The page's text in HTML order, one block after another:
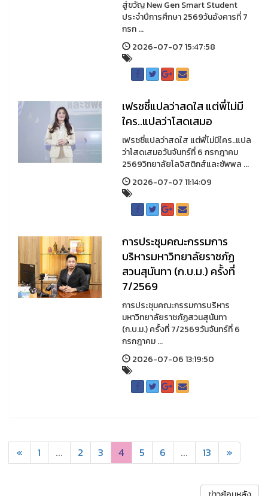
สู่ขวัญ New Gen Smart Student
ประจำปีการศึกษา 2569วันอังคารที่ 7
กรก ...
2026-07-07 15:47:58
เฟรชชี่แปลว่าสดใส แต่พี่ไม่มี
ใคร..แปลว่าโสดเสมอ
เฟรชชี่แปลว่าสดใส แต่พี่ไม่มีใคร..แปล
ว่าโสดเสมอวันจันทร์ที่ 6 กรกฎาคม
2569วิทยาลัยโลจิสติกส์และซัพพล ...
2026-07-07 11:14:09
การประชุมคณะกรรมการ
บริหารมหาวิทยาลัยราชภัฏ
สวนสุนันทา (ก.บ.ม.) ครั้งที่
7/2569
การประชุมคณะกรรมการบริหาร
มหาวิทยาลัยราชภัฏสวนสุนันทา
(ก.บ.ม.) ครั้งที่ 7/2569วันจันทร์ที่ 6
กรกฎาคม ...
2026-07-06 13:19:50
« 1 ... 2 3 4 5 6 ... 13 »